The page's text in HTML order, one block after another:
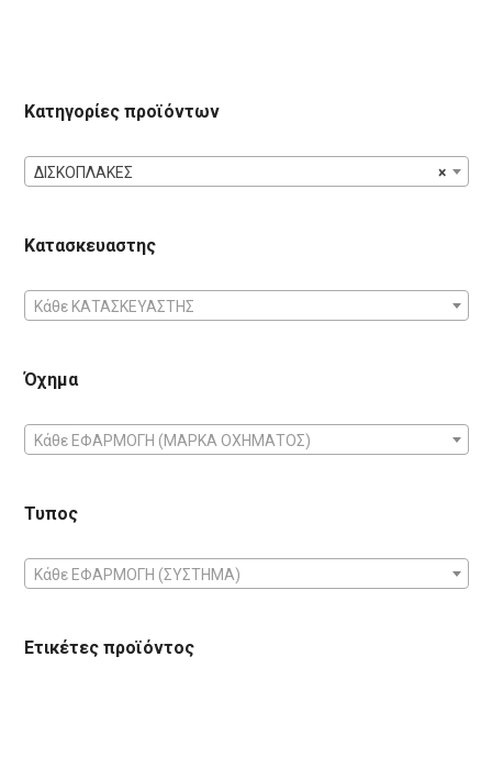
Κατηγορίες προϊόντων
×
ΔΙΣΚΟΠΛΑΚΕΣ
Κατασκευαστης
Κάθε ΚΑΤΑΣΚΕΥΑΣΤΗΣ
Όχημα
Κάθε ΕΦΑΡΜΟΓΗ (ΜΑΡΚΑ ΟΧΗΜΑΤΟΣ)
Τυπος
Κάθε ΕΦΑΡΜΟΓΗ (ΣΥΣΤΗΜΑ)
Ετικέτες προϊόντος